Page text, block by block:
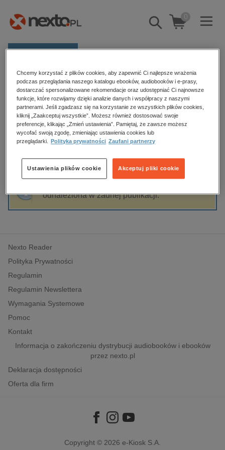
Pokaż/schowaj
wyszukiwarkę
0
Kategorie
Zobacz wszystkie E-prasa
budownictwo, aranżacja wnętrz
biznesowe, branżowe, gospodarka
dzienniki
edukacja
hobby, sport, rozrywka
komputery, internet, technologie, informatyka
polityka, społeczno-informacyjne
psychologiczne
inne
popularno-naukowe
historia
Strona główna Barbara Sadurska
Barbara Sadurska
Sortowanie Filtrowanie
odnaleziona w żadnej publikacji.
Nexto Reader
Polityka Prywatności
Regulamin
Regulamin Newslettera
Wymagania Systemowe
Pomoc
Kontakt
Informacja o zakończeniu dystrybucji audiobooków i ebooków
przez nexto.pl
Deklaracja dostępności
Oferta dla firm
Copyright © 2026 e-Kiosk S.A.
Chcemy korzystać z plików cookies, aby zapewnić Ci najlepsze wrażenia
podczas przeglądania naszego katalogu ebooków, audiobooków i e-prasy,
dostarczać spersonalizowane rekomendacje oraz udostępniać Ci najnowsze
funkcje, które rozwijamy dzięki analizie danych i współpracy z naszymi
partnerami. Jeśli zgadzasz się na korzystanie ze wszystkich plików cookies,
kliknij „Zaakceptuj wszystkie”. Możesz również dostosować swoje
preferencje, klikając „Zmień ustawienia”. Pamiętaj, że zawsze możesz
wycofać swoją zgodę, zmieniając ustawienia cookies lub
przeglądarki.
Polityka prywatności Zaufani partnerzy
Akceptuj pliki cookie
Ustawienia plików cookie